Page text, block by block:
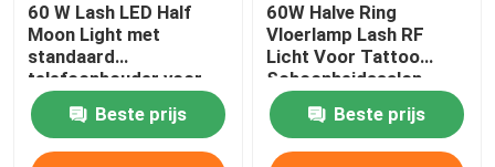
60 W Lash LED Half
Moon Light met
standaard
telefoonhouder voor
make-up wenkbrauw
tattoo halve ringlamp
Beste prijs
60W Halve Ring
Vloerlamp Lash RF
Licht Voor Tattoo
Schoonheidssalon
Wimper
Beste prijs